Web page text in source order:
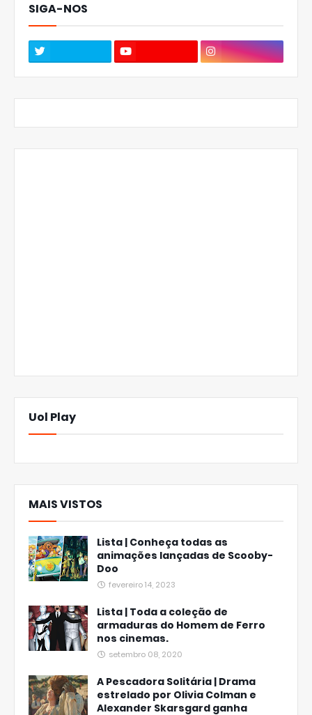
SIGA-NOS
Uol Play
MAIS VISTOS
Lista | Conheça todas as
animações lançadas de Scooby-
Doo
fevereiro 14, 2023
Lista | Toda a coleção de
armaduras do Homem de Ferro
nos cinemas.
setembro 08, 2020
A Pescadora Solitária | Drama
estrelado por Olivia Colman e
Alexander Skarsgard ganha